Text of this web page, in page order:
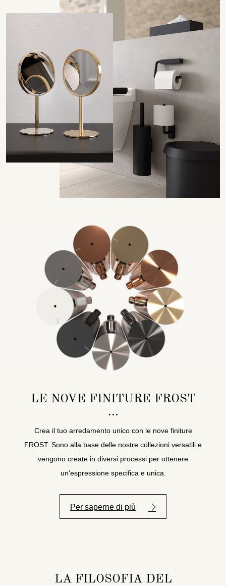
LE NOVE FINITURE FROST
Crea il tuo arredamento unico con le nove finiture
FROST. Sono alla base delle nostre collezioni versatili e
vengono create in diversi processi per ottenere
un'espressione specifica e unica.
Per saperne di più
LA FILOSOFIA DEL